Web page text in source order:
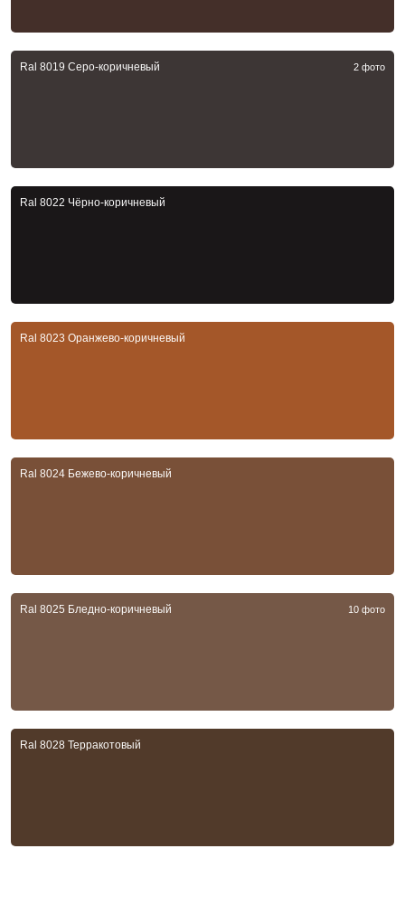
Ral 8019 Серо-коричневый 2 фото
Ral 8022 Чёрно-коричневый
Ral 8023 Оранжево-коричневый
Ral 8024 Бежево-коричневый
Ral 8025 Бледно-коричневый 10 фото
Ral 8028 Терракотовый